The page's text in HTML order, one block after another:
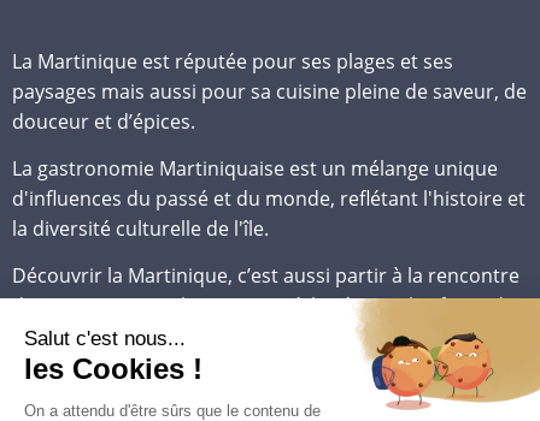
La Martinique est réputée pour ses plages et ses
paysages mais aussi pour sa cuisine pleine de saveur, de
douceur et d’épices.
La gastronomie Martiniquaise est un mélange unique
d'influences du passé et du monde, reflétant l'histoire et
la diversité culturelle de l'île.
Découvrir la Martinique, c’est aussi partir à la rencontre
de ses saveurs authentiques, où les épices, les fruits de
mer et les produits tropicaux occupent une place
centrale.